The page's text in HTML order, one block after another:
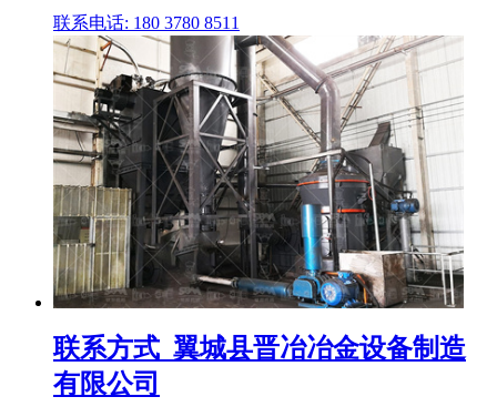
联系电话: 180 3780 8511
联系方式_翼城县晋冶冶金设备制造
有限公司